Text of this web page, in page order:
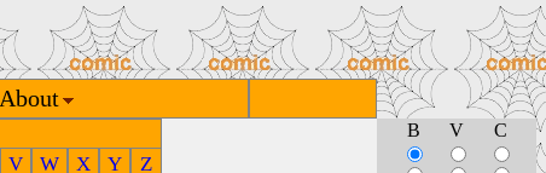
About
V W X Y Z
B V C